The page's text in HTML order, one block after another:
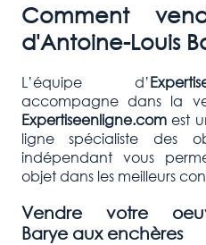
Comment
d'Antoine-Louis
L’équipe d’
accompagne dans la
Expertiseenligne.comest
ligne spécialiste des
indépendant vous
objet dans les meilleurs
Vendre votre
Baryeaux enchères